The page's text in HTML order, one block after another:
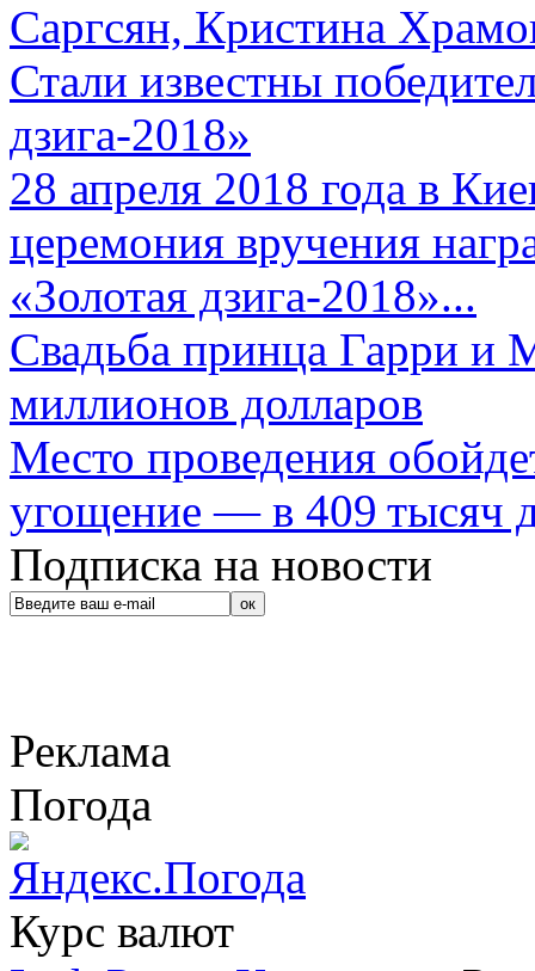
Саргсян, Кристина
Стали известны
дзига-2018»
28 апреля 2018 года в
церемония вручения
«Золотая дзига-2018»...
Свадьба принца Гарри и
миллионов долларов
Место проведения
угощение — в 409 тысяч
Подписка на новости
Реклама
Погода
Курс валют